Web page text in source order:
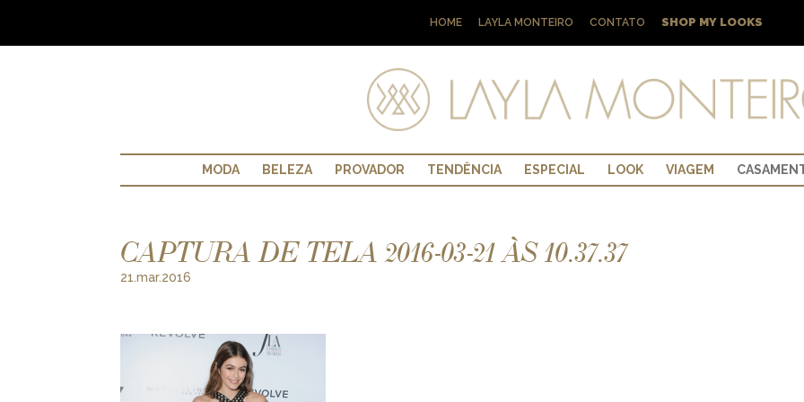
HOME LAYLA MONTEIRO CONTATO SHOP MY LOOKS
MODA BELEZA PROVADOR TENDÊNCIA ESPECIAL LOOK VIAGEM
CAPTURA DE TELA 2016-03-21 ÀS 10.37.37
21.mar.2016